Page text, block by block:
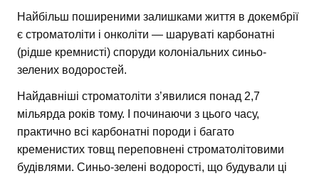
Найбільш поширеними залишками життя в докембрії
є строматоліти і онколіти — шаруваті карбонатні
(рідше кремнисті) споруди колоніальних синьо-
зелених водоростей.
Найдавніші строматоліти з’явилися понад 2,7
мільярда років тому. І починаючи з цього часу,
практично всі карбонатні породи і багато
кременистих товщ переповнені строматолітовими
будівлями. Синьо-зелені водорості, що будували ці